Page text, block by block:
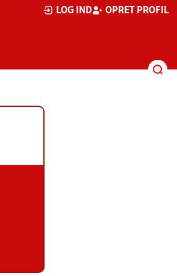
LOG IND OPRET PROFIL